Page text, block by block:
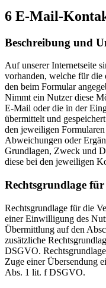
6 E-Mail-
Beschreibung und
Auf unserer Internetseite
vorhanden, welche für die
den beim Formular
Nimmt ein Nutzer diese
E-Mail oder die in der
übermittelt und
den jeweiligen
Abweichungen oder
Grundlagen, Zweck und
diese bei den jeweiligen
Rechtsgrundlage
Rechtsgrundlage für die
einer Einwilligung des
Übermittlung auf den
zusätzliche
DSGVO.
Zuge einer Übersendung
Abs. 1 lit. f DSGVO.